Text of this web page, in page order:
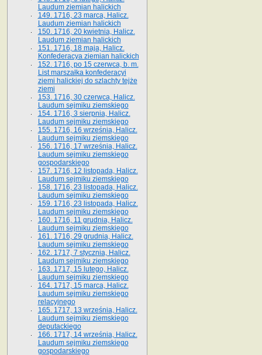
Laudum ziemian halickich
149. 1716, 23 marca, Halicz.
Laudum ziemian halickich
150. 1716, 20 kwietnia, Halicz.
Laudum ziemian halickich
151. 1716, 18 maja, Halicz.
Konfederacya ziemian halickich
152. 1716, po 15 czerwca, b. m.
List marszałka konfederacyi
ziemi halickiej do szlachty tejże
ziemi
153. 1716, 30 czerwca, Halicz.
Laudum sejmiku ziemskiego
154. 1716, 3 sierpnia, Halicz.
Laudum sejmiku ziemskiego
155. 1716, 16 września, Halicz.
Laudum sejmiku ziemskiego
156. 1716, 17 września, Halicz.
Laudum sejmiku ziemskiego
gospodarskiego
157. 1716, 12 listopada, Halicz.
Laudum sejmiku ziemskiego
158. 1716, 23 listopada, Halicz.
Laudum sejmiku ziemskiego
159. 1716, 23 listopada, Halicz.
Laudum sejmiku ziemskiego
160. 1716, 11 grudnia, Halicz.
Laudum sejmiku ziemskiego
161. 1716, 29 grudnia, Halicz.
Laudum sejmiku ziemskiego
162. 1717, 7 stycznia, Halicz.
Laudum sejmiku ziemskiego
163. 1717, 15 lutego, Halicz.
Laudum sejmiku ziemskiego
164. 1717, 15 marca, Halicz.
Laudum sejmiku ziemskiego
relacyjnego
165. 1717, 13 września, Halicz.
Laudum sejmiku ziemskiego
deputackiego
166. 1717, 14 września, Halicz.
Laudum sejmiku ziemskiego
gospodarskiego